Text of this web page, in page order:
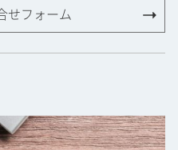
せフォーム